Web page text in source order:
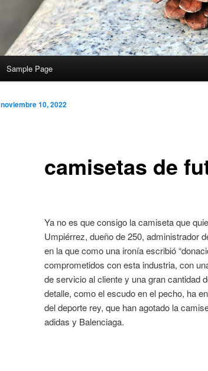
Sample Page
camisetas de
noviembre 10, 2022
Ya no es que consigo la camiseta que
Umpiérrez, dueño de 250, administrador
en la que como una ironía escribió
comprometidos con esta industria, con
de servicio al cliente y una gran cantidad
detalle, como el escudo en el pecho, ha
del deporte rey, que han agotado la
adidas y Balenciaga.